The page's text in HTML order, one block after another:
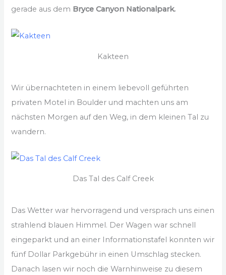
gerade aus dem Bryce Canyon Nationalpark.
Kakteen
Wir übernachteten in einem liebevoll geführten
privaten Motel in Boulder und machten uns am
nächsten Morgen auf den Weg, in dem kleinen Tal zu
wandern.
Das Tal des Calf Creek
Das Wetter war hervorragend und versprach uns einen
strahlend blauen Himmel. Der Wagen war schnell
eingeparkt und an einer Informationstafel konnten wir
fünf Dollar Parkgebühr in einen Umschlag stecken.
Danach lasen wir noch die Warnhinweise zu diesem